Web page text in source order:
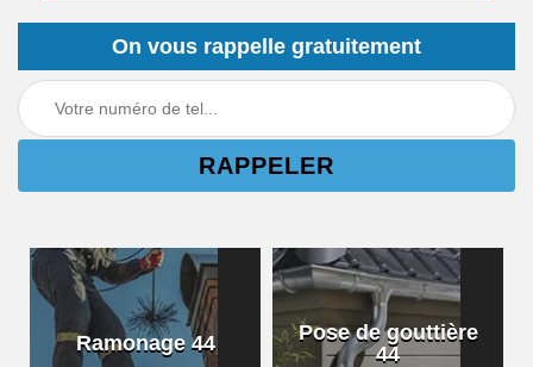
On vous rappelle gratuitement
Ramonage 44
Pose de gouttière
44